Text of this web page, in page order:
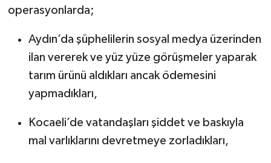
operasyonlarda;
Aydın’da şüphelilerin sosyal medya üzerinden
ilan vererek ve yüz yüze görüşmeler yaparak
tarım ürünü aldıkları ancak ödemesini
yapmadıkları,
Kocaeli’de vatandaşları şiddet ve baskıyla
mal varlıklarını devretmeye zorladıkları,